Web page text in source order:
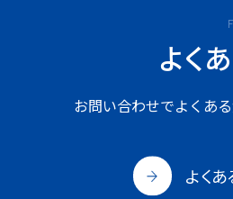
よく
お問い合わせでよくあ
よく